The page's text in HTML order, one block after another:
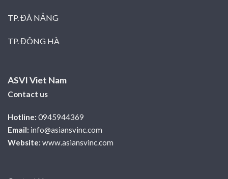
TP. ĐÀ NẴNG
TP. ĐÔNG HÀ
ASVI Viet Nam
Contact us
Hotline: 0945944369
Email: info@asiansvinc.com
Website: www.asiansvinc.com